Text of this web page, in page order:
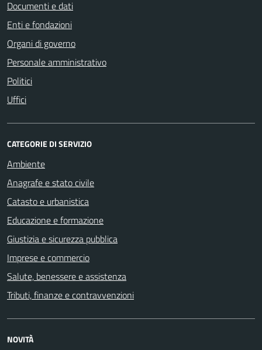
Documenti e dati
Enti e fondazioni
Organi di governo
Personale amministrativo
Politici
Uffici
CATEGORIE DI SERVIZIO
Ambiente
Anagrafe e stato civile
Catasto e urbanistica
Educazione e formazione
Giustizia e sicurezza pubblica
Imprese e commercio
Salute, benessere e assistenza
Tributi, finanze e contravvenzioni
NOVITÀ